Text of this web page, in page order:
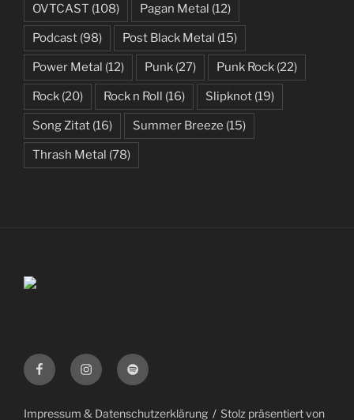
OVTCAST (108) Pagan Metal (12)
Podcast (98) Post Black Metal (15)
Power Metal (12) Punk (27) Punk Rock (22)
Rock (20) Rock n Roll (16) Slipknot (19)
Song Zitat (16) Summer Breeze (15)
Thrash Metal (78)
FacebookInstagramSpotify
Impressum & Datenschutzerklärung Stolz präsentiert von